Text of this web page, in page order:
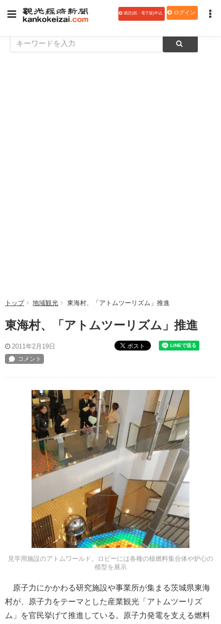
購読(紙・電子版)申込 ログイン
トップ 地域観光 東海村、「アトムツーリズム」推進
東海村、「アトムツーリズム」推進
2011年2月19日 ポスト
見学用施設のアトムワールド。ロビーには各種の核燃料集合体や炉心の
模型を展示
原子力にかかわる研究施設や事業所が集まる茨城県東海
村が、原子力をテーマとした産業観光「アトムツーリズ
ム」を官民挙げて推進している。原子力発電を支える燃料